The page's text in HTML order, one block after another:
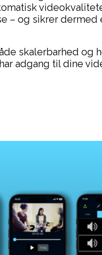
– og sikrer dermed
skalerbarhed og
adgang til dine